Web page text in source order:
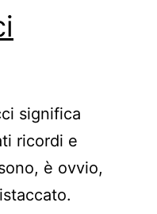
significa
ricordi e
è ovvio,